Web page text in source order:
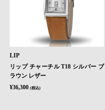
LIP
リップ チャーチル T18 シルバー ブ
ラウン レザー
¥36,300 (税込)